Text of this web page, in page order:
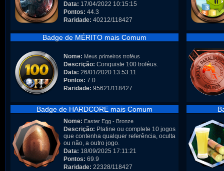
Data: 17/04/2022 10:15:15
Pontos: 44.3
Raridade: 40212/118427
Badge de MÉRITO mais Comum
Nome: Meus primeiros troféus
Descrição: Conquiste 100 troféus.
Data: 26/01/2020 13:53:11
Pontos: 7.0
Raridade: 95621/118427
Badge de HARDCORE mais Comum
Nome: Easter Egg - Bronze
Descrição: Platine ou complete 10 jogos
que contenha qualquer referência, oculta
ou não, a outro jogo.
Data: 18/09/2025 17:11:21
Pontos: 69.9
Raridade: 22328/118427